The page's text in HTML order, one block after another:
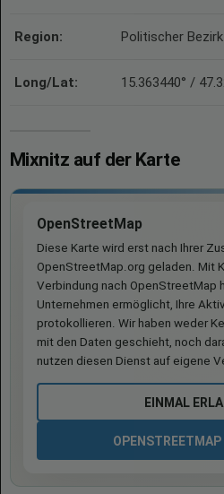
Region: Politischer
Long/Lat: 15.363440° /
Mixnitz auf der Karte
OpenStreetMap
Diese Karte wird erst nach Ihrer
OpenStreetMap.org geladen. Mit
Verbindung nach OpenStreetMap
Unternehmen ermöglicht, Ihre
protokollieren. Wir haben weder
mit den Daten geschieht, noch
nutzen diesen Dienst auf eigene
EINMAL
OPENSTREETMAP